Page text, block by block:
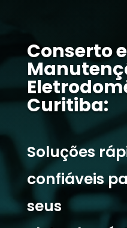
Conserto e
Curitiba:
Soluções
confiáveis
seus